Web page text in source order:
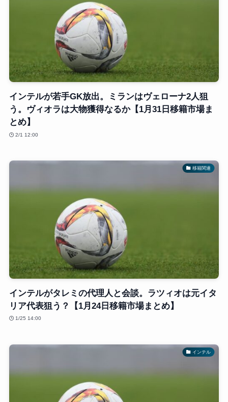
インテルが若手GK放出。ミランはヴェローナ2人狙
う。ヴィオラは大物獲得なるか【1月31日移籍市場ま
とめ】
2/1 12:00
移籍関連
インテルがタレミの代理人と会談。ラツィオは元イタ
リア代表狙う？【1月24日移籍市場まとめ】
1/25 14:00
インテル